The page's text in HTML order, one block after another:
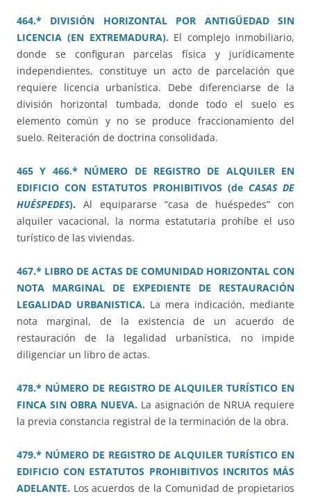
464.* DIVISIÓN HORIZONTAL POR ANTIGÜEDAD SIN
LICENCIA (EN EXTREMADURA). El complejo inmobiliario,
donde se configuran parcelas física y jurídicamente
independientes, constituye un acto de parcelación que
requiere licencia urbanística. Debe diferenciarse de la
división horizontal tumbada, donde todo el suelo es
elemento común y no se produce fraccionamiento del
suelo. Reiteración de doctrina consolidada.
465 Y 466.* NÚMERO DE REGISTRO DE ALQUILER EN
EDIFICIO CON ESTATUTOS PROHIBITIVOS (de CASAS DE
HUÉSPEDES). Al equipararse “casa de huéspedes” con
alquiler vacacional, la norma estatutaria prohíbe el uso
turístico de las viviendas.
467.* LIBRO DE ACTAS DE COMUNIDAD HORIZONTAL CON
NOTA MARGINAL DE EXPEDIENTE DE RESTAURACIÓN
LEGALIDAD URBANISTICA. La mera indicación, mediante
nota marginal, de la existencia de un acuerdo de
restauración de la legalidad urbanística, no impide
diligenciar un libro de actas.
478.* NÚMERO DE REGISTRO DE ALQUILER TURÍSTICO EN
FINCA SIN OBRA NUEVA. La asignación de NRUA requiere
la previa constancia registral de la terminación de la obra.
479.* NÚMERO DE REGISTRO DE ALQUILER TURÍSTICO EN
EDIFICIO CON ESTATUTOS PROHIBITIVOS INCRITOS MÁS
ADELANTE. Los acuerdos de la Comunidad de propietarios